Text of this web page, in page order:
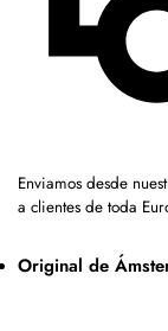
Enviamos desde
a clientes de toda
Original de